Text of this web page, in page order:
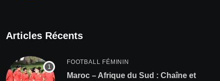
Articles Récents
FOOTBALL FÉMININ
Maroc – Afrique du Sud : Chaîne et